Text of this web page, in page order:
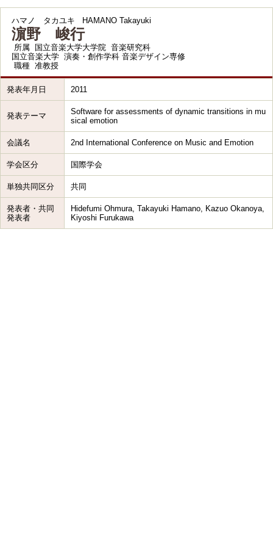
ハマノ タカユキ HAMANO Takayuki
濵野 峻行
所属
国立音楽大学大学院 音楽研究科
国立音楽大学 演奏・創作学科 音楽デザイン専修
職種 准教授
発表年月日 2011
発表テーマ
Software for assessments of dynamic transitions in mu
sical emotion
会議名 2nd International Conference on Music and Emotion
学会区分 国際学会
単独共同区分 共同
発表者・共同
発表者
Hidefumi Ohmura, Takayuki Hamano, Kazuo Okanoya,
Kiyoshi Furukawa